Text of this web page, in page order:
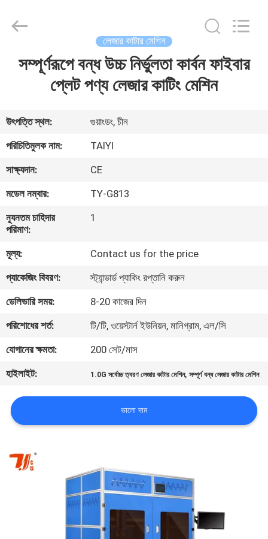
বাড়ি
ভিডিও
আমাদের
সম্পর্কে
ভ্রমণ
যোগাযোগ
করুন
খবর
সমাধান
ম্যাপ
PRIVACY
Company
Limited.
লেজার কাটার মেশিন
সম্পূর্ণরূপে বন্ধ উচ্চ নির্ভুলতা কার্বন ফাইবার
প্লেট পণ্য লেজার কাটিং মেশিন
উৎপত্তি স্থল:
গুয়াংডং, চীন
পরিচিতিমুলক নাম:
TAIYI
সাক্ষ্যদান:
CE
মডেল নম্বার:
TY-G813
ন্যূনতম চাহিদার
পরিমাণ:
1
মূল্য:
Contact us for the price
প্যাকেজিং বিবরণ:
স্ট্যান্ডার্ড প্যাকিং রপ্তানি করুন
ডেলিভারি সময়:
8-20 কাজের দিন
পরিশোধের শর্ত:
টি/টি, ওয়েস্টার্ন ইউনিয়ন, মানিগ্রাম, এল/সি
যোগানের ক্ষমতা:
200 সেট/মাস
হাইলাইট:
1.0G সর্বোচ্চ ত্বরণ লেজার কাটার মেশিন,সম্পূর্ণ বন্ধ লেজার কাটার মেশিন
ভালো দাম